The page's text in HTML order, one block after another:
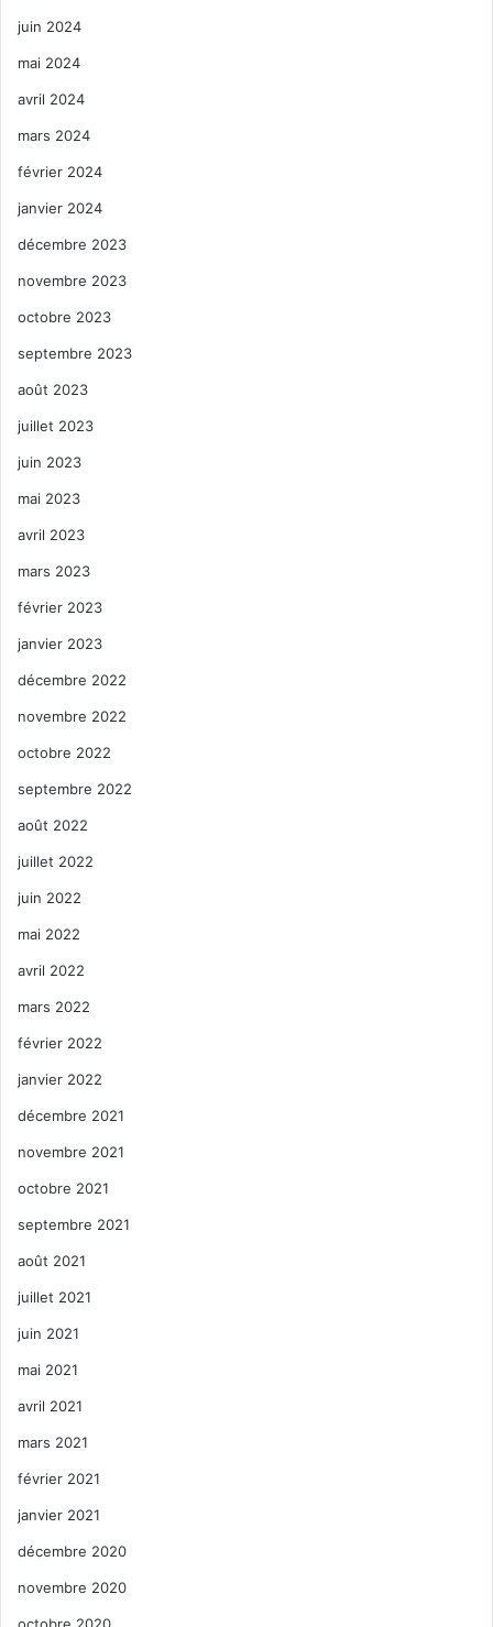
juin 2024
mai 2024
avril 2024
mars 2024
février 2024
janvier 2024
décembre 2023
novembre 2023
octobre 2023
septembre 2023
août 2023
juillet 2023
juin 2023
mai 2023
avril 2023
mars 2023
février 2023
janvier 2023
décembre 2022
novembre 2022
octobre 2022
septembre 2022
août 2022
juillet 2022
juin 2022
mai 2022
avril 2022
mars 2022
février 2022
janvier 2022
décembre 2021
novembre 2021
octobre 2021
septembre 2021
août 2021
juillet 2021
juin 2021
mai 2021
avril 2021
mars 2021
février 2021
janvier 2021
décembre 2020
novembre 2020